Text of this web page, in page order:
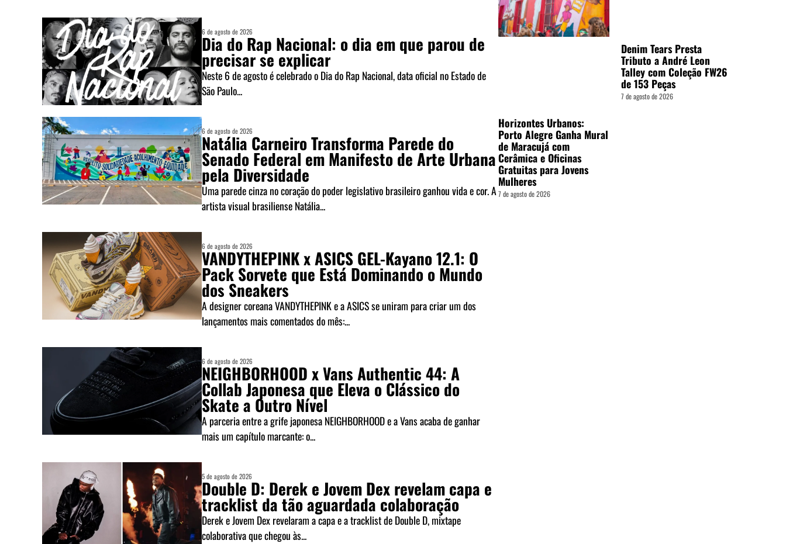
6 de agosto de 2026
Dia do Rap Nacional: o dia em que parou de
precisar se explicar
Neste 6 de agosto é celebrado o Dia do Rap Nacional, data oficial no Estado de
São Paulo...
6 de agosto de 2026
Natália Carneiro Transforma Parede do
Senado Federal em Manifesto de Arte Urbana
pela Diversidade
Uma parede cinza no coração do poder legislativo brasileiro ganhou vida e cor. A
artista visual brasiliense Natália...
6 de agosto de 2026
VANDYTHEPINK x ASICS GEL-Kayano 12.1: O
Pack Sorvete que Está Dominando o Mundo
dos Sneakers
A designer coreana VANDYTHEPINK e a ASICS se uniram para criar um dos
lançamentos mais comentados do mês:...
6 de agosto de 2026
NEIGHBORHOOD x Vans Authentic 44: A
Collab Japonesa que Eleva o Clássico do
Skate a Outro Nível
A parceria entre a grife japonesa NEIGHBORHOOD e a Vans acaba de ganhar
mais um capítulo marcante: o...
5 de agosto de 2026
Double D: Derek e Jovem Dex revelam capa e
tracklist da tão aguardada colaboração
Derek e Jovem Dex revelaram a capa e a tracklist de Double D, mixtape
colaborativa que chegou às...
Horizontes Urbanos:
Porto Alegre Ganha Mural
de Maracujá com
Cerâmica e Oficinas
Gratuitas para Jovens
Mulheres
7 de agosto de 2026
Denim Tears Presta
Tributo a André Leon
Talley com Coleção FW26
de 153 Peças
7 de agosto de 2026